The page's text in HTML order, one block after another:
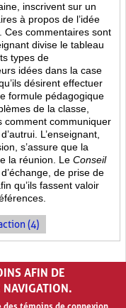
inscrivent sur un
à propos de l’idée
Ces commentaires sont
divise le tableau
types de
idées dans la case
désirent effectuer
formule pédagogique
de la classe,
comment communiquer
L’enseignant,
s’assure que la
la réunion. Le Conseil
de prise de
qu’ils fassent valoir
(4)
AFIN DE
NAVIGATION.